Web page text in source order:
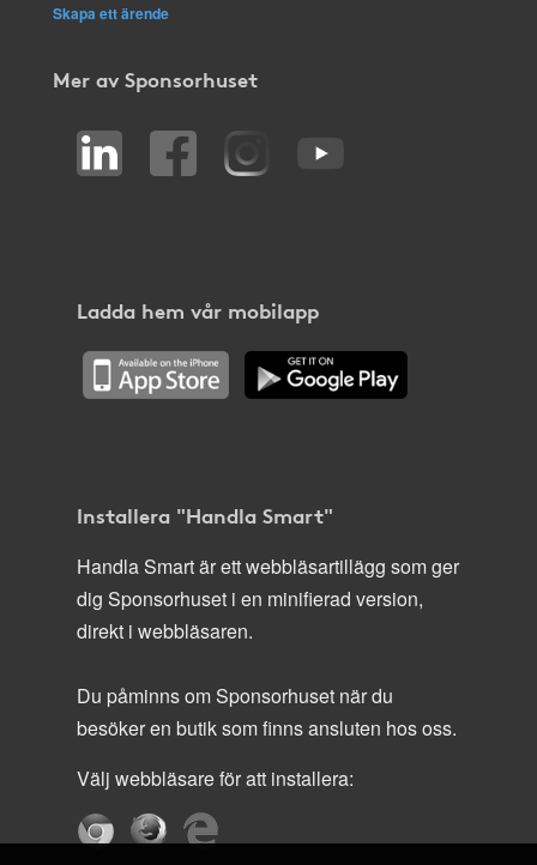
Skapa ett ärende
Mer av Sponsorhuset
Ladda hem vår mobilapp
Installera "Handla Smart"
Handla Smart är ett webbläsartillägg som ger
dig Sponsorhuset i en minifierad version,
direkt i webbläsaren.
Du påminns om Sponsorhuset när du
besöker en butik som finns ansluten hos oss.
Välj webbläsare för att installera: